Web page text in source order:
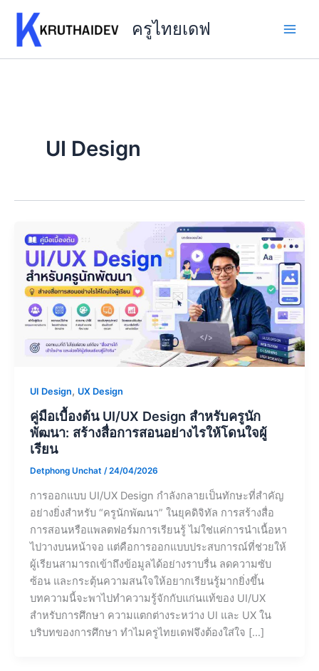
content
ครูไทยเดฟ
UI Design
UI Design, UX Design
คู่มือเบื้องต้น UI/UX Design สำหรับครูนัก
พัฒนา: สร้างสื่อการสอนอย่างไรให้โดนใจผู้
เรียน
Detphong Unchat /24/04/2026
การออกแบบ UI/UX Design กำลังกลายเป็นทักษะที่สำคัญ
อย่างยิ่งสำหรับ “ครูนักพัฒนา” ในยุคดิจิทัล การสร้างสื่อ
การสอนหรือแพลตฟอร์มการเรียนรู้ ไม่ใช่แค่การนำเนื้อหา
ไปวางบนหน้าจอ แต่คือการออกแบบประสบการณ์ที่ช่วยให้
ผู้เรียนสามารถเข้าถึงข้อมูลได้อย่างราบรื่น ลดความซับ
ซ้อน และกระตุ้นความสนใจให้อยากเรียนรู้มากยิ่งขึ้น
บทความนี้จะพาไปทำความรู้จักกับแก่นแท้ของ UI/UX
สำหรับการศึกษา ความแตกต่างระหว่าง UI และ UX ใน
บริบทของการศึกษา ทำไมครูไทยเดฟจึงต้องใส่ใจ […]